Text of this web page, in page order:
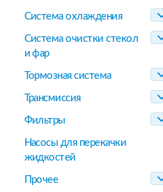
Система охлаждения
Система очистки стекол
и фар
Тормозная система
Трансмиссия
Фильтры
Насосы для перекачки
жидкостей
Прочее